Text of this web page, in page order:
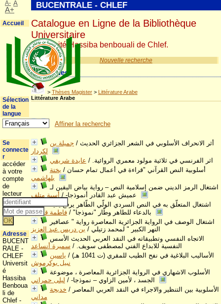
Nouvelle recherche
Catégories
> Thèses Magister> Littérature Arabe
Littérature Arabe
Affiner la recherche
أثر الانحراف الأسلوبي في الشعر الجزائري الحديث / جميلة بن
لكردار
اثر الفرنسي في ثلاثية مولود معمري الروائية. / عايدة شريفي
أسلوبية النص القرآني "قراءة في أعمال تمام حسان / بختة
بلهاشمي
اشتغال الرمز الديني ضمن إسلامية النص – رواية بياض اليقين لـ
عميش عبد القادر أنموذجا- / أسية متلف
اشتغال المتعلّق به في النص السردي الولّي الطّاهر يرفع يديه
بالدعاء للطاهر وطّار "نموذجا" /فاطمة قسول
اشتغال الوصف في الرواية الجزائرية المعاصرة رواية " عصافير
النهر الكبير " لمحمد زتيلي / بن دريس عبد العزيز
الاتجاه النفسي وتطبيقاته في النقد العربي الحديث الأسس
النفسية للابداع الفني لمصطفى سويف. / سميرة أنساعد
الأساليب البلاغية في نفح الطيب للمقري (ت 1041 هـ)
/ ياسين
نبيل بوكرموش
الأسلوب الاشهاري في الرواية الجزائرية المعاصرة ، موضوعة
الجسد ، لأمين الزاوي – نموذجا- / ليلى حمراني
الأسلوبية بين التنظير والاجراء في النقد العربي المعاصر / خديجة
مداني
BUCENTRALE - CHLEF
Catalogue en Ligne de la Bibliothèque
Universitaire
Université Hassiba benbouali de Chlef.
A- A
A+
Accueil
Sélection
de la
langue
Se
connecte
r
accéder
à votre
compte
de
lecteur
Adresse
BUCENT
RALE -
CHLEF
Universit
é
Hassiba
Benboua
li de
Chlef -